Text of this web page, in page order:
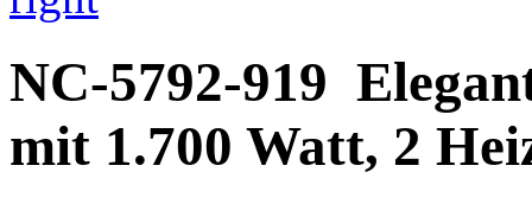
NC-5792-919
mit 1.700 Watt, 2